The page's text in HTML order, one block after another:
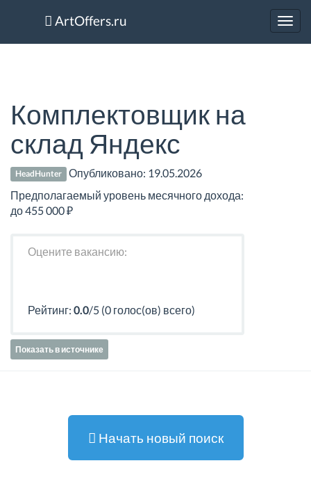
ArtOffers.ru
Комплектовщик на
склад Яндекс
HeadHunter Опубликовано: 19.05.2026
Предполагаемый уровень месячного дохода:
до 455 000 ₽
Оцените вакансию:
Рейтинг: 0.0/5 (0 голос(ов) всего)
Показать в источнике
Начать новый поиск